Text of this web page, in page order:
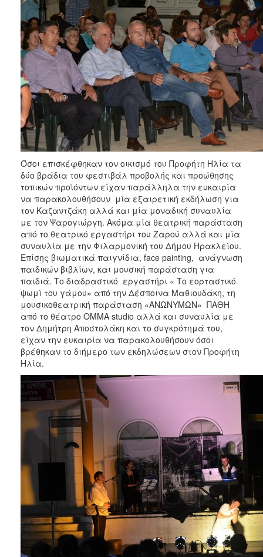
Όσοι επισκέφθηκαν τον οικισμό του Προφήτη Ηλία τα
δύο βράδια του φεστιβάλ προβολής και προώθησης
τοπικών προϊόντων είχαν παράλληλα την ευκαιρία
να παρακολουθήσουν μία εξαιρετική εκδήλωση για
τον Καζαντζάκη αλλά και μία μοναδική συναυλία
με τον Ψαρογιώργη. Ακόμα μία θεατρική παράσταση
από το θεατρικό εργαστήρι του Ζαρού αλλά και μία
συναυλία με την Φιλαρμονική του Δήμου Ηρακλείου.
Επίσης βιωματικά παιγνίδια, face painting, ανάγνωση
παιδικών βιβλίων, και μουσική παράσταση για
παιδιά. Το διαδραστικό εργαστήρι « Το εορταστικό
ψωμί του γάμου» από την Δέσποινα Μαθιουδάκη, τη
μουσικοθεατρική παράσταση «ΑΝΩΝΥΜΩΝ» ΠΑΘΗ
από το θέατρο ΟΜΜΑ studio αλλά και συναυλία με
τον Δημήτρη Αποστολάκη και το συγκρότημά του,
είχαν την ευκαιρία να παρακολουθήσουν όσοι
βρέθηκαν το διήμερο των εκδηλώσεων στον Προφήτη
Ηλία.